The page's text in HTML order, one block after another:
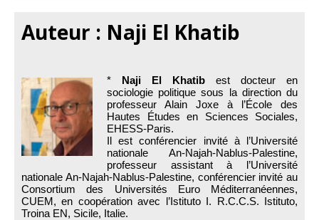
Auteur : Naji El Khatib
* Naji El Khatib est docteur en
sociologie politique sous la direction du
professeur Alain Joxe à l’École des
Hautes Études en Sciences Sociales,
EHESS-Paris.
Il est conférencier invité à l’Université
nationale An-Najah-Nablus-Palestine,
professeur assistant à l’Université
nationale An-Najah-Nablus-Palestine, conférencier invité au
Consortium des Universités Euro Méditerranéennes,
CUEM, en coopération avec l’Istituto I. R.C.C.S. Istituto,
Troina EN, Sicile, Italie.